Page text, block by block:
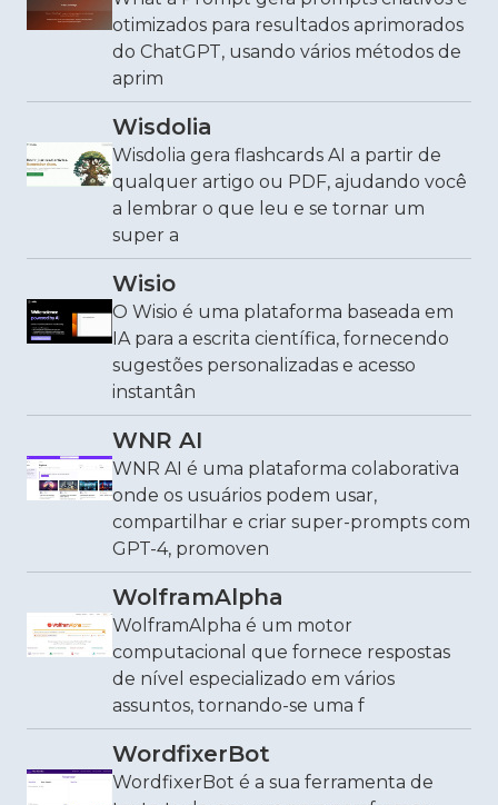
otimizados para resultados aprimorados
do ChatGPT, usando vários métodos de
aprim
Wisdolia
Wisdolia gera flashcards AI a partir de
qualquer artigo ou PDF, ajudando você
a lembrar o que leu e se tornar um
super a
Wisio
O Wisio é uma plataforma baseada em
IA para a escrita científica, fornecendo
sugestões personalizadas e acesso
instantân
WNR AI
WNR AI é uma plataforma colaborativa
onde os usuários podem usar,
compartilhar e criar super-prompts com
GPT-4, promoven
WolframAlpha
WolframAlpha é um motor
computacional que fornece respostas
de nível especializado em vários
assuntos, tornando-se uma f
WordfixerBot
WordfixerBot é a sua ferramenta de